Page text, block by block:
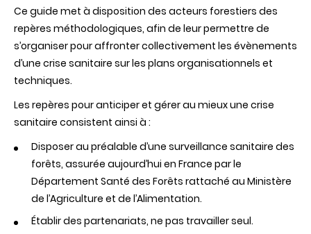
Ce guide met à disposition des acteurs forestiers des
repères méthodologiques, afin de leur permettre de
s’organiser pour affronter collectivement les évènements
d’une crise sanitaire sur les plans organisationnels et
techniques.
Les repères pour anticiper et gérer au mieux une crise
sanitaire consistent ainsi à :
Disposer au préalable d’une surveillance sanitaire des
forêts, assurée aujourd’hui en France par le
Département Santé des Forêts rattaché au Ministère
de l’Agriculture et de l’Alimentation.
Établir des partenariats, ne pas travailler seul.